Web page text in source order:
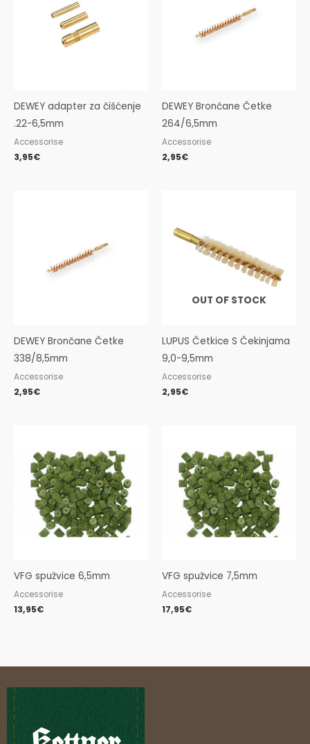
DEWEY adapter za čišćenje
.22-6,5mm
Accessorise
3,95€
DEWEY Brončane Četke
264/6,5mm
Accessorise
2,95€
DEWEY Brončane Četke
338/8,5mm
Accessorise
2,95€
OUT OF STOCK
LUPUS Četkice S Čekinjama
9,0-9,5mm
Accessorise
2,95€
VFG spužvice 6,5mm
Accessorise
13,95€
VFG spužvice 7,5mm
Accessorise
17,95€